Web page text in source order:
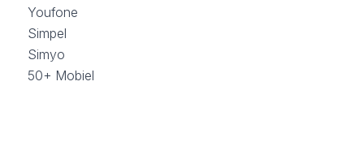
Youfone
Simpel
Simyo
50+ Mobiel